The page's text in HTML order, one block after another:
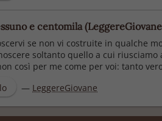
e centomila
se non vi costruite in qualche
soltanto quello a cui
così per me come per voi: tanto
— LeggereGiovane